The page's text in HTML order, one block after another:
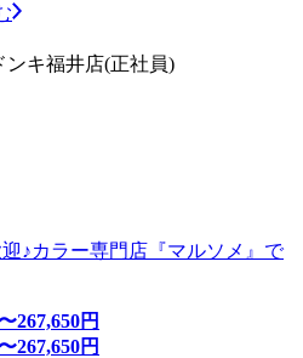
ンキ福井店(正社員)
♪カラー専門店『マルソメ』で
267,650円
267,650円